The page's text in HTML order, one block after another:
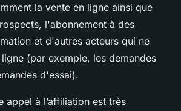
la vente en ligne ainsi que
l'abonnement à des
et d'autres acteurs qui ne
(par exemple, les demandes
d'essai).
appel à l’affiliation est très